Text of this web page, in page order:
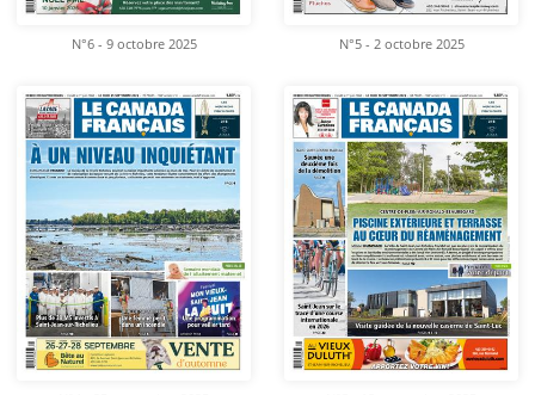
N°6 - 9 octobre 2025 N°5 - 2 octobre 2025